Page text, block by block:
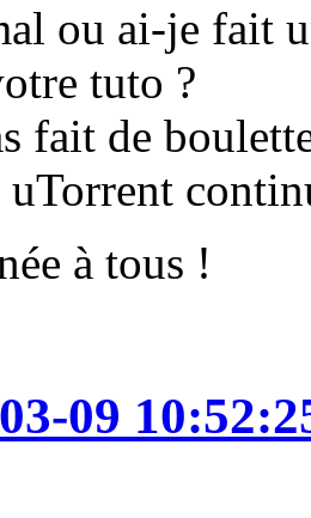
ou ai-je fait
tuto ?
fait de
à tous !
09